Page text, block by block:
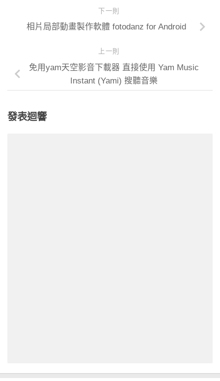
下一則
相片局部動畫製作軟體 fotodanz for Android
上一則
免用yam天空影音下載器 直接使用 Yam Music
Instant (Yami) 搜聽音樂
發表迴響